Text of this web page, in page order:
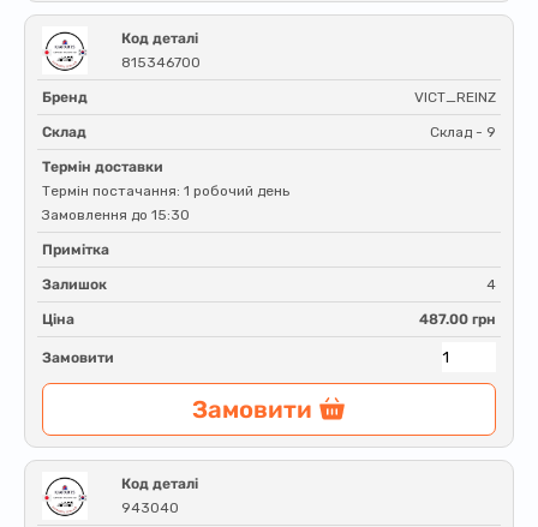
Код деталі
815346700
Бренд VICT_REINZ
Склад Склад - 9
Термін доставки
Термін постачання: 1 робочий день
Замовлення до 15:30
Примітка
Залишок 4
Ціна 487.00 грн
Замовити
Замовити
Код деталі
943040